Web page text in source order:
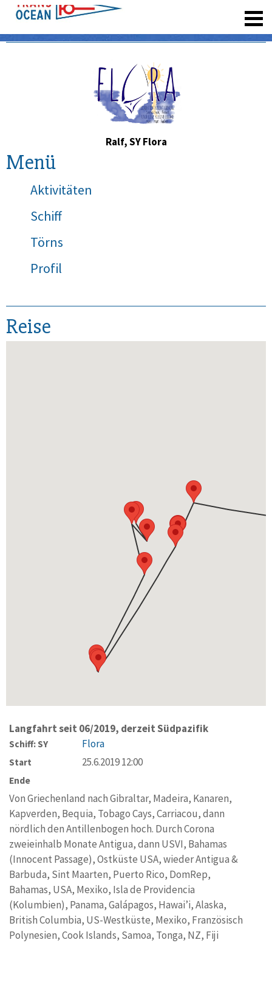
Ralf, SY Flora
Menü
Aktivitäten
Schiff
Törns
Profil
Reise
Langfahrt seit 06/2019, derzeit Südpazifik
Schiff: SY Flora
Start 25.6.2019 12:00
Ende
Von Griechenland nach Gibraltar, Madeira, Kanaren,
Kapverden, Bequia, Tobago Cays, Carriacou, dann
nördlich den Antillenbogen hoch. Durch Corona
zweieinhalb Monate Antigua, dann USVI, Bahamas
(Innocent Passage), Ostküste USA, wieder Antigua &
Barbuda, Sint Maarten, Puerto Rico, DomRep,
Bahamas, USA, Mexiko, Isla de Providencia
(Kolumbien), Panama, Galápagos, Hawai’i, Alaska,
British Columbia, US-Westküste, Mexiko, Französisch
Polynesien, Cook Islands, Samoa, Tonga, NZ, Fiji